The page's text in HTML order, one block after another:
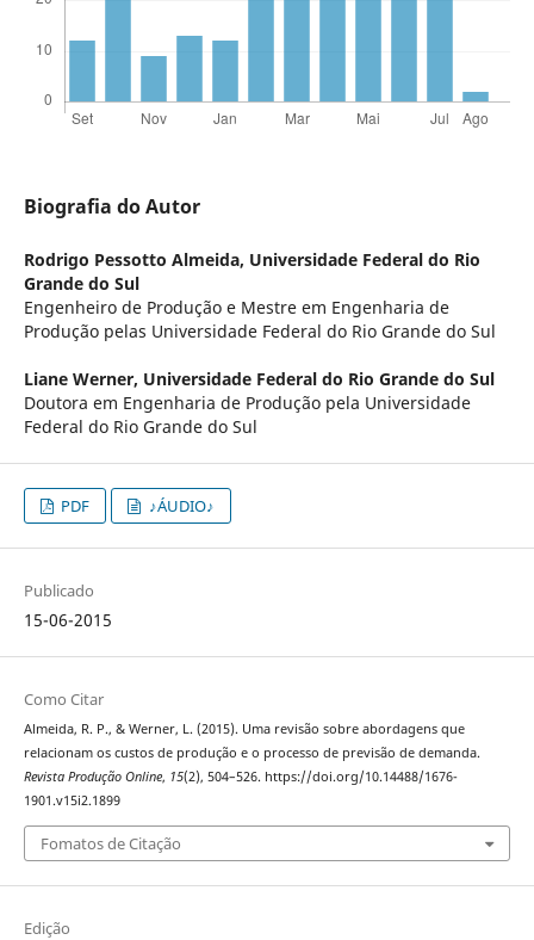
Biografia do Autor
Rodrigo Pessotto Almeida, Universidade Federal do Rio
Grande do Sul
Engenheiro de Produção e Mestre em Engenharia de
Produção pelas Universidade Federal do Rio Grande do Sul
Liane Werner, Universidade Federal do Rio Grande do Sul
Doutora em Engenharia de Produção pela Universidade
Federal do Rio Grande do Sul
PDF ♪ÁUDIO♪
Publicado
15-06-2015
Como Citar
Almeida, R. P., & Werner, L. (2015). Uma revisão sobre abordagens que
relacionam os custos de produção e o processo de previsão de demanda.
Revista Produção Online, 15(2), 504–526. https://doi.org/10.14488/1676-
1901.v15i2.1899
Fomatos de Citação
Edição